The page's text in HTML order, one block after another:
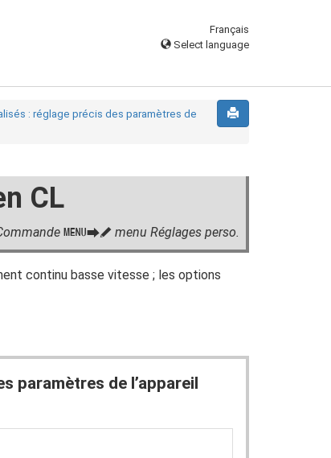
Français
Select language
: réglage précis des paramètres de
CL
GUA menu Réglages perso.
continu basse vitesse ; les options
paramètres de l’appareil